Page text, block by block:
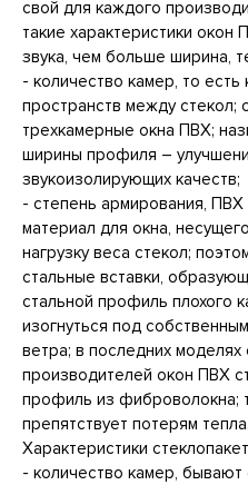
свой для каждого
такие характеристики окон
звука, чем больше ширина,
- количество камер, то
пространств между
трехкамерные окна ПВХ;
ширины профиля –
звукоизолирующих качеств;
- степень армирования,
материал для окна,
нагрузку веса стекол;
стальные вставки,
стальной профиль плохого
изогнуться под
ветра; в последних
производителей окон ПВХ
профиль из фиброволокна;
препятствует потерям тепла.
Характеристики
- количество камер,